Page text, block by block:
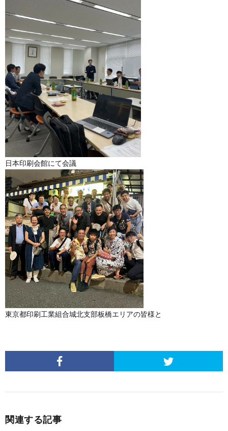
日本印刷会館にて会議
東京都印刷工業組合城北支部板橋エリアの皆様と
関連する記事